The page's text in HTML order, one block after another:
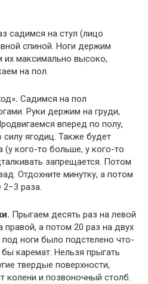
садимся на стул (лицо
спиной. Ноги держим
их максимально высоко,
на пол.
. Садимся на пол
Руки держим на груди,
вперед по полу,
ягодиц. Также будет
(у кого-то больше, у кого-то
запрещается. Потом
Отдохните минутку, а потом
2−3 раза.
Прыгаем десять раз на левой
правой, а потом 20 раз на двух
ноги было подстелено что-
каремат. Нельзя прыгать
твердые поверхности,
колени и позвоночный столб.